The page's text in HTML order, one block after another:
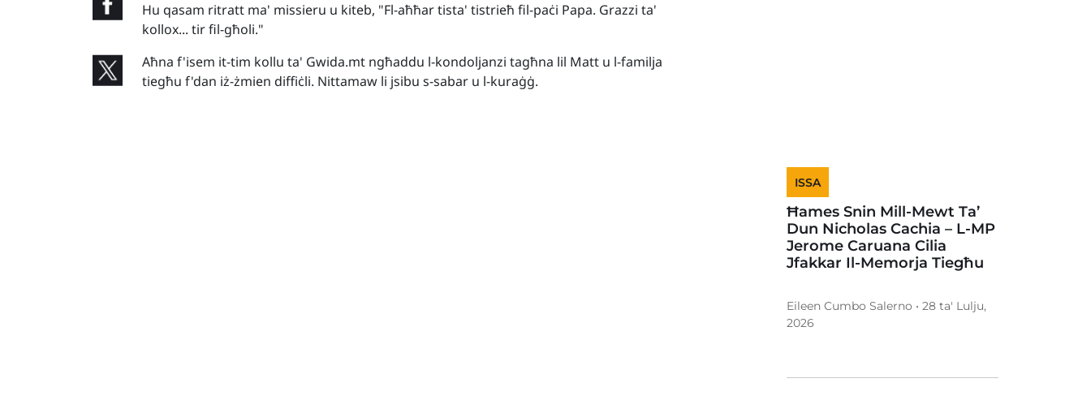
Hu qasam ritratt ma' missieru u kiteb, "Fl-aħħar tista' tistrieħ fil-paċi Papa. Grazzi ta'
kollox... tir fil-għoli."
Aħna f'isem it-tim kollu ta' Gwida.mt ngħaddu l-kondoljanzi tagħna lil Matt u l-familja
tiegħu f'dan iż-żmien diffiċli. Nittamaw li jsibu s-sabar u l-kuraġġ.
ISSA
Ħames Snin Mill-Mewt Ta’
Dun Nicholas Cachia – L-MP
Jerome Caruana Cilia
Jfakkar Il-Memorja Tiegħu
Eileen Cumbo Salerno • 28 ta' Lulju,
2026